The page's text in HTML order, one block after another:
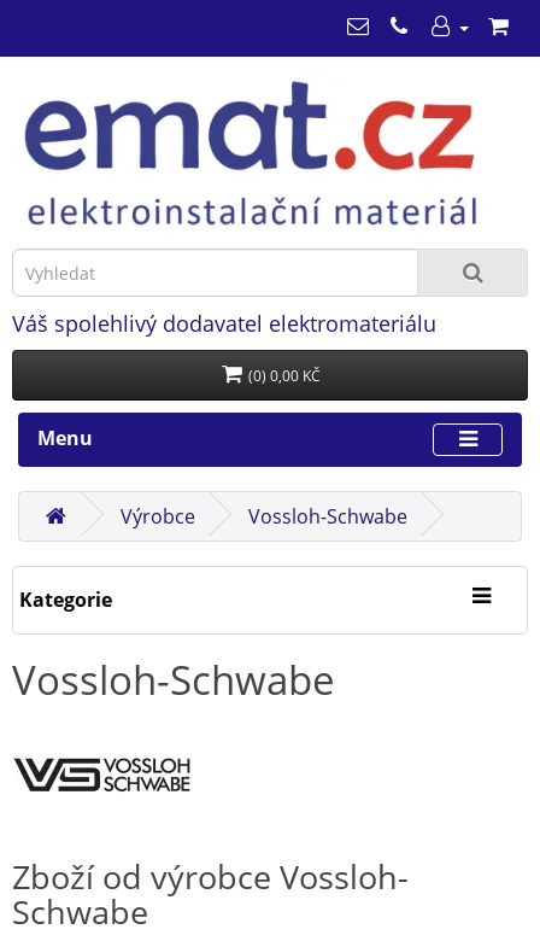
Váš spolehlivý dodavatel elektromateriálu
(0) 0,00 KČ
Menu
Výrobce Vossloh-Schwabe
Kategorie
Vossloh-Schwabe
Zboží od výrobce Vossloh-
Schwabe